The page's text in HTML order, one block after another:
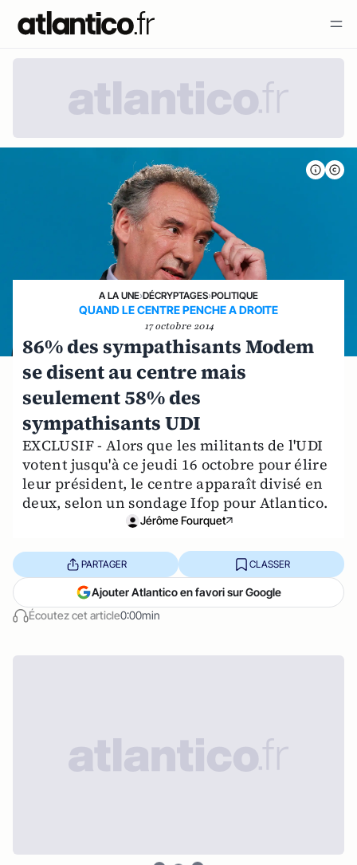
A LA UNE›DÉCRYPTAGES›POLITIQUE
QUAND LE CENTRE PENCHE A DROITE
17 octobre 2014
86% des sympathisants Modem
se disent au centre mais
seulement 58% des
sympathisants UDI
EXCLUSIF - Alors que les militants de l'UDI
votent jusqu'à ce jeudi 16 octobre pour élire
leur président, le centre apparaît divisé en
deux, selon un sondage Ifop pour Atlantico.
Jérôme Fourquet
Écoutez cet article0:00min
PARTAGER CLASSER
Ajouter Atlantico en favori sur Google